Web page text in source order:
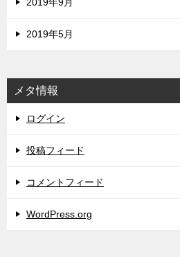
2019年5月
メタ情報
ログイン
投稿フィード
コメントフィード
WordPress.org